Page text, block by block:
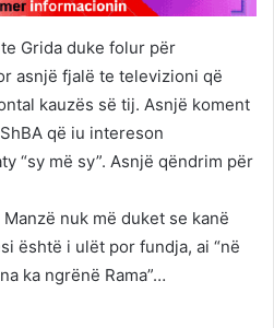
Grida duke folur për
asnjë fjalë te televizioni që
kauzës së tij. Asnjë koment
që iu intereson
“sy më sy”. Asnjë qëndrim për
nuk më duket se kanë
është i ulët por fundja, ai “në
ka ngrënë Rama”…